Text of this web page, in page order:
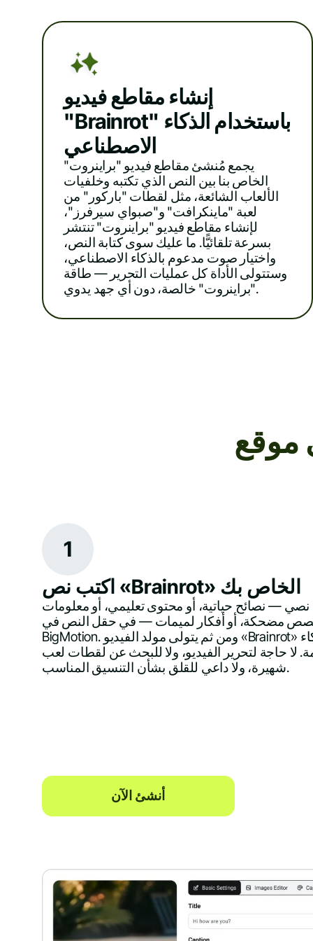
إنشاء مقاطع فيديو
"Brainrot" باستخدام الذكاء
الاصطناعي
يجمع مُنشئ مقاطع فيديو "براينروت"
الخاص بنا بين النص الذي تكتبه وخلفيات
الألعاب الشائعة، مثل لقطات "باركور" من
لعبة "ماينكرافت" و"صبواي سيرفرز"،
لإنشاء مقاطع فيديو "براينروت" تنتشر
بسرعة تلقائيًّا. ما عليك سوى كتابة النص،
واختيار صوت مدعوم بالذكاء الاصطناعي،
وستتولى الأداة كل عمليات التحرير — طاقة
"براينروت" خالصة، دون أي جهد يدوي.
1
اكتب نص «Brainrot» الخاص بك
— نصائح حياتية، أو محتوى تعليمي، أو معلومات
مضحكة، أو أفكار لميمات — في حقل النص في
BigMotion. ومن ثم يتولى مولد الفيديو «Brainrot» المدعوم بالذكاء
لا حاجة لتحرير الفيديو، ولا للبحث عن لقطات لعب
شهيرة، ولا داعي للقلق بشأن التنسيق المناسب.
أنشئ الآن